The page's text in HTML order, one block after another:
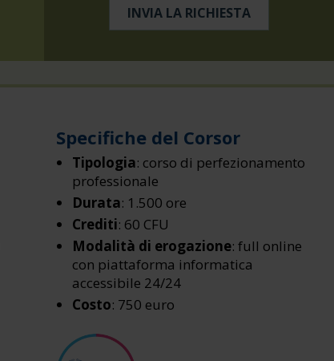
Specifiche del Corsor
Tipologia: corso di perfezionamento
professionale
Durata: 1.500 ore
Crediti: 60 CFU
Modalità di erogazione: full online
con piattaforma informatica
accessibile 24/24
Costo: 750 euro